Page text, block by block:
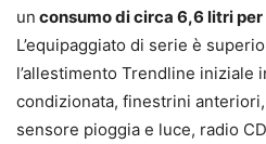
un consumo di circa 6,6 litri
L’equipaggiato di serie è
l’allestimento Trendline iniziale
condizionata, finestrini
sensore pioggia e luce, radio